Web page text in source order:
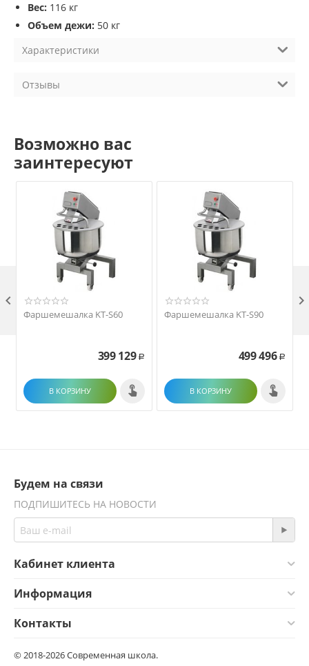
Вес: 116 кг
Объем дежи: 50 кг
Характеристики
Отзывы
Возможно вас
заинтересуют
Фаршемешалка KT-S60
399 129 Р
В КОРЗИНУ
Фаршемешалка KT-S90
499 496 Р
В КОРЗИНУ
 
Будем на связи
ПОДПИШИТЕСЬ НА НОВОСТИ
Кабинет клиента
Информация
Контакты
© 2018-2026 Современная школа.